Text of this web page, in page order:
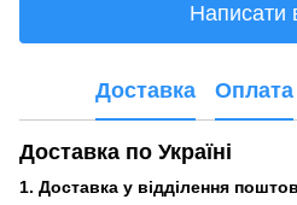
Написати
Доставка Оплата
Доставка по Україні
1. Доставка у відділення